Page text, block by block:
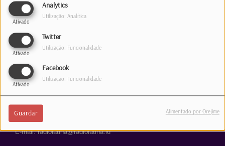
Analytics
Ativado
Utilização: Analítica
Twitter
Ativado
Utilização: Funcionalidade
Facebook
Ativado
Utilização: Funcionalidade
Guardar Alimentado por Orejime
Estúdio
35, rue de Hollerich
L-1741 Luxembourg
Telefone: 1363
Correio
31, rue de Hollerich
L-1741 Luxembourg
E-mail: radiolatina@radiolatina.lu